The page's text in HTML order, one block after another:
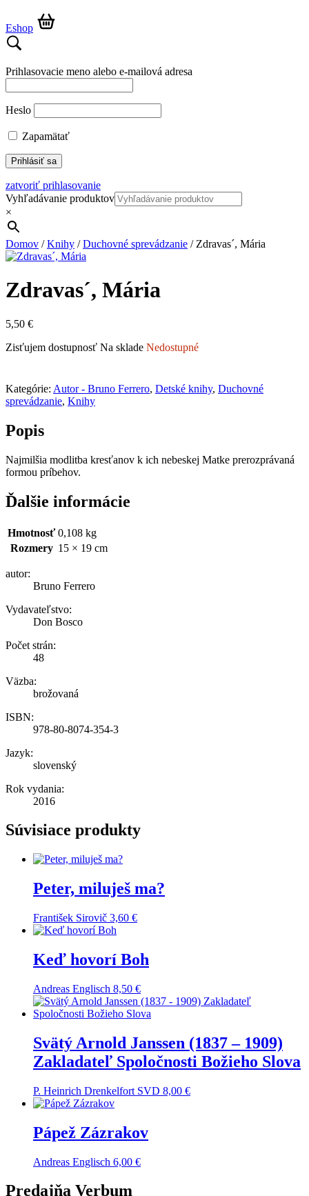
Eshop
Prihlasovacie meno alebo e-mailová adresa
Heslo
Zapamätať
zatvoriť prihlasovanie
Vyhľadávanie produktov
×
Domov /Knihy /Duchovné sprevádzanie / Zdravas´, Mária
Zdravas´, Mária
5,50 €
Zisťujem dostupnosť Na sklade Nedostupné
Kategórie: Autor - Bruno Ferrero, Detské knihy, Duchovné
sprevádzanie, Knihy
Popis
Najmilšia modlitba kresťanov k ich nebeskej Matke prerozprávaná
formou príbehov.
Ďalšie informácie
Hmotnosť 0,108 kg
Rozmery 15 × 19 cm
autor:
Bruno Ferrero
Vydavateľstvo:
Don Bosco
Počet strán:
48
Väzba:
brožovaná
ISBN:
978-80-8074-354-3
Jazyk:
slovenský
Rok vydania:
2016
Súvisiace produkty
Peter, miluješ ma?
František Sirovič 3,60 €
Keď hovorí Boh
Andreas Englisch 8,50 €
Svätý Arnold Janssen (1837 – 1909)
Zakladateľ Spoločnosti Božieho Slova
P. Heinrich Drenkelfort SVD 8,00 €
Pápež Zázrakov
Andreas Englisch 6,00 €
Predajňa Verbum